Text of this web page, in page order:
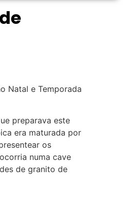
Natal e Temporada
preparava este
era maturada por
os
numa cave
de granito de